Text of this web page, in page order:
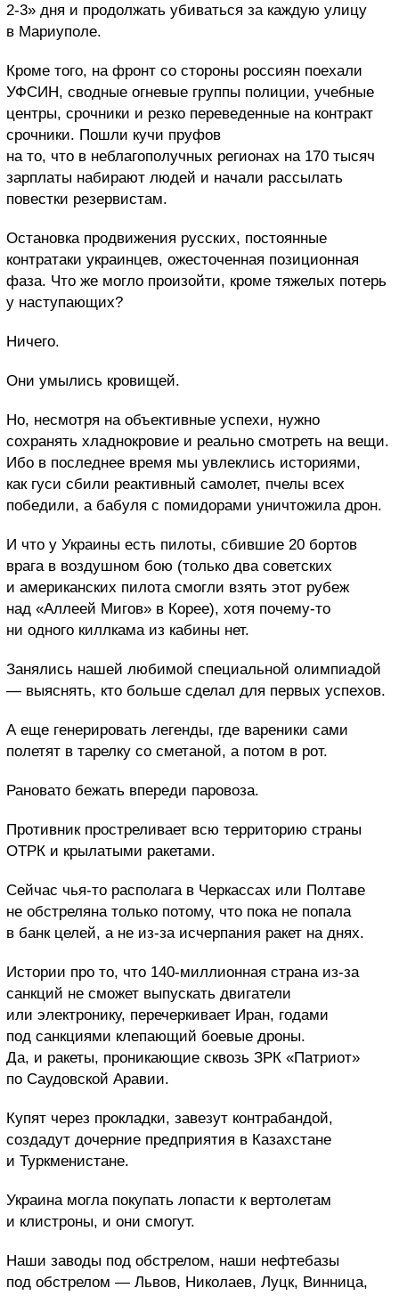
2-3» дня и продолжать убиваться за каждую улицу
в Мариуполе.
Кроме того, на фронт со стороны россиян поехали
УФСИН, сводные огневые группы полиции, учебные
центры, срочники и резко переведенные на контракт
срочники. Пошли кучи пруфов
на то, что в неблагополучных регионах на 170 тысяч
зарплаты набирают людей и начали рассылать
повестки резервистам.
Остановка продвижения русских, постоянные
контратаки украинцев, ожесточенная позиционная
фаза. Что же могло произойти, кроме тяжелых потерь
у наступающих?
Ничего.
Они умылись кровищей.
Но, несмотря на объективные успехи, нужно
сохранять хладнокровие и реально смотреть на вещи.
Ибо в последнее время мы увлеклись историями,
как гуси сбили реактивный самолет, пчелы всех
победили, а бабуля с помидорами уничтожила дрон.
И что у Украины есть пилоты, сбившие 20 бортов
врага в воздушном бою (только два советских
и американских пилота смогли взять этот рубеж
над «Аллеей Мигов» в Корее), хотя почему-то
ни одного киллкама из кабины нет.
Занялись нашей любимой специальной олимпиадой
— выяснять, кто больше сделал для первых успехов.
А еще генерировать легенды, где вареники сами
полетят в тарелку со сметаной, а потом в рот.
Рановато бежать впереди паровоза.
Противник простреливает всю территорию страны
ОТРК и крылатыми ракетами.
Сейчас чья-то располага в Черкассах или Полтаве
не обстреляна только потому, что пока не попала
в банк целей, а не из-за исчерпания ракет на днях.
Истории про то, что 140-миллионная страна из-за
санкций не сможет выпускать двигатели
или электронику, перечеркивает Иран, годами
под санкциями клепающий боевые дроны.
Да, и ракеты, проникающие сквозь ЗРК «Патриот»
по Саудовской Аравии.
Купят через прокладки, завезут контрабандой,
создадут дочерние предприятия в Казахстане
и Туркменистане.
Украина могла покупать лопасти к вертолетам
и клистроны, и они смогут.
Наши заводы под обстрелом, наши нефтебазы
под обстрелом — Львов, Николаев, Луцк, Винница,